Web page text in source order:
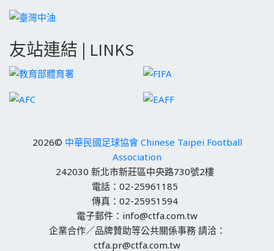
友站連結 | LINKS
2026© 中華民國足球協會 Chinese Taipei Football
Association
242030 新北市新莊區中央路730號2樓
電話：02-25961185
傳真：02-25951594
電子郵件：info@ctfa.com.tw
企業合作／品牌贊助等公共關係事務 請洽：
ctfa.pr@ctfa.com.tw